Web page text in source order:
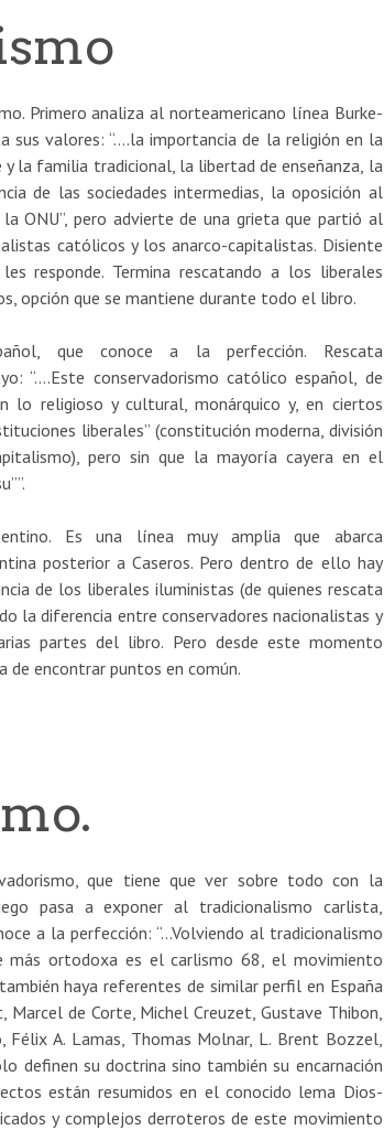
Primero analiza al norteamericano línea Burke-
sus valores: “….la importancia de la religión en la
la familia tradicional, la libertad de enseñanza, la
de las sociedades intermedias, la oposición al
ONU”, pero advierte de una grieta que partió al
católicos y los anarco-capitalistas. Disiente
responde. Termina rescatando a los liberales
opción que se mantiene durante todo el libro.
que conoce a la perfección. Rescata
“….Este conservadorismo católico español, de
lo religioso y cultural, monárquico y, en ciertos
liberales” (constitución moderna, división
pero sin que la mayoría cayera en el
Es una línea muy amplia que abarca
posterior a Caseros. Pero dentro de ello hay
de los liberales iluministas (de quienes rescata
la diferencia entre conservadores nacionalistas y
partes del libro. Pero desde este momento
de encontrar puntos en común.
que tiene que ver sobre todo con la
pasa a exponer al tradicionalismo carlista,
a la perfección: “…Volviendo al tradicionalismo
más ortodoxa es el carlismo 68, el movimiento
haya referentes de similar perfil en España
Marcel de Corte, Michel Creuzet, Gustave Thibon,
A. Lamas, Thomas Molnar, L. Brent Bozzel,
definen su doctrina sino también su encarnación
están resumidos en el conocido lema Dios-
y complejos derroteros de este movimiento